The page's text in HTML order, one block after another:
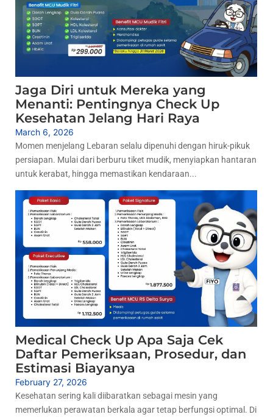
Jaga Diri untuk Mereka yang
Menanti: Pentingnya Check Up
Kesehatan Jelang Hari Raya
March 6, 2026
Momen menjelang Lebaran selalu dipenuhi dengan hiruk-pikuk
persiapan. Mulai dari berburu tiket mudik, menyiapkan hantaran
untuk kerabat, hingga memastikan kendaraan...
Medical Check Up Apa Saja Cek
Daftar Pemeriksaan, Prosedur, dan
Estimasi Biayanya
February 27, 2026
Kesehatan sering kali diibaratkan sebagai mesin yang
memerlukan perawatan berkala agar tetap berfungsi optimal. Di